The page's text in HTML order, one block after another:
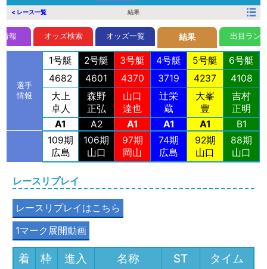
< レース一覧 結果
報 オッズ検索 オッズ一覧 結果 出目ラン
選手
情報
1号艇 2号艇 3号艇 4号艇 5号艇
6号艇
4682
4601 4370 3719 4237
4108
大上
卓人
森野
正弘
山口
達也
辻栄
蔵
大峯
豊
吉村
正明
A1
A2 A1 A1 A1
B1
109期
広島
106期
山口
97期
岡山
74期
広島
92期
山口
88期
山口
レースリプレイ
レースリプレイはこちら
1マーク展開動画
着 枠 進入 名称 ST
タイム